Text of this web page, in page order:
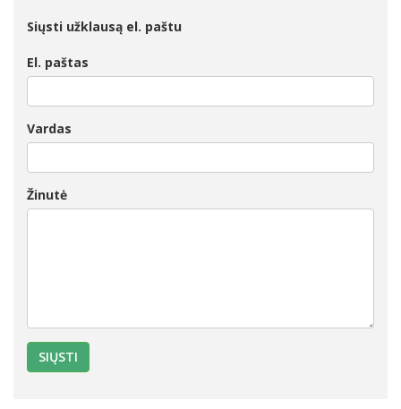
Siųsti užklausą el. paštu
El. paštas
Vardas
Žinutė
SIŲSTI